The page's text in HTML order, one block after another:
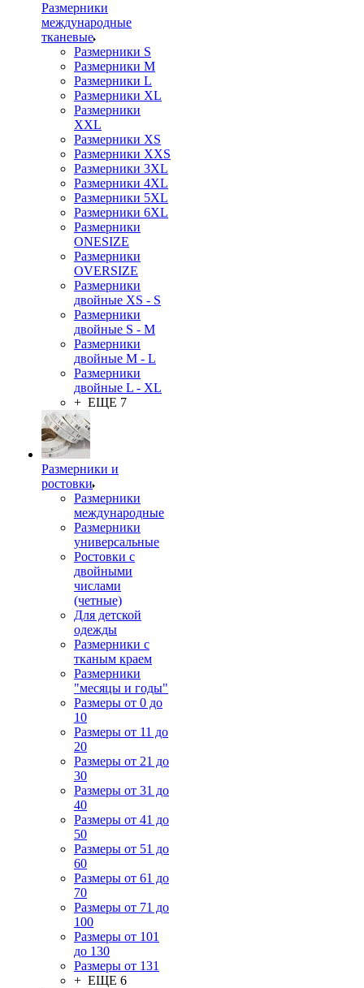
Размерники
международные
тканевые
Размерники S
Размерники M
Размерники L
Размерники XL
Размерники
XXL
Размерники XS
Размерники XXS
Размерники 3XL
Размерники 4XL
Размерники 5XL
Размерники 6XL
Размерники
ONESIZE
Размерники
OVERSIZE
Размерники
двойные XS - S
Размерники
двойные S - M
Размерники
двойные M - L
Размерники
двойные L - XL
+ ЕЩЕ 7
Размерники и
ростовки
Размерники
международные
Размерники
универсальные
Ростовки с
двойными
числами
(четные)
Для детской
одежды
Размерники с
тканым краем
Размерники
"месяцы и годы"
Размеры от 0 до
10
Размеры от 11 до
20
Размеры от 21 до
30
Размеры от 31 до
40
Размеры от 41 до
50
Размеры от 51 до
60
Размеры от 61 до
70
Размеры от 71 до
100
Размеры от 101
до 130
Размеры от 131
+ ЕЩЕ 6